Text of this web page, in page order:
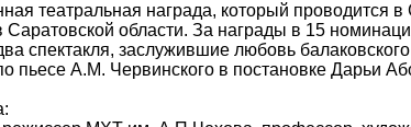
театральная награда, который проводится
области. За награды в 15
спектакля, заслужившие любовь
пьесе А.М. Червинского в постановке Дарьи